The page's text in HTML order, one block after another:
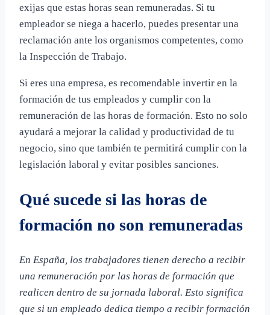
exijas que estas horas sean remuneradas. Si tu
empleador se niega a hacerlo, puedes presentar una
reclamación ante los organismos competentes, como
la Inspección de Trabajo.
Si eres una empresa, es recomendable invertir en la
formación de tus empleados y cumplir con la
remuneración de las horas de formación. Esto no solo
ayudará a mejorar la calidad y productividad de tu
negocio, sino que también te permitirá cumplir con la
legislación laboral y evitar posibles sanciones.
Qué sucede si las horas de
formación no son remuneradas
En España, los trabajadores tienen derecho a recibir
una remuneración por las horas de formación que
realicen dentro de su jornada laboral. Esto significa
que si un empleado dedica tiempo a recibir formación